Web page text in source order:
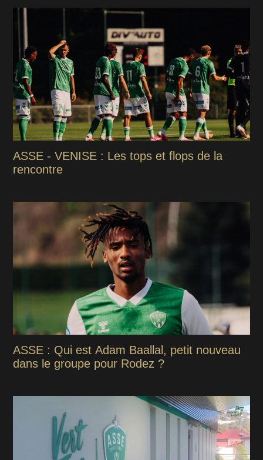
ASSE - VENISE : Les tops et flops de la
rencontre
ASSE : Qui est Adam Baallal, petit nouveau
dans le groupe pour Rodez ?